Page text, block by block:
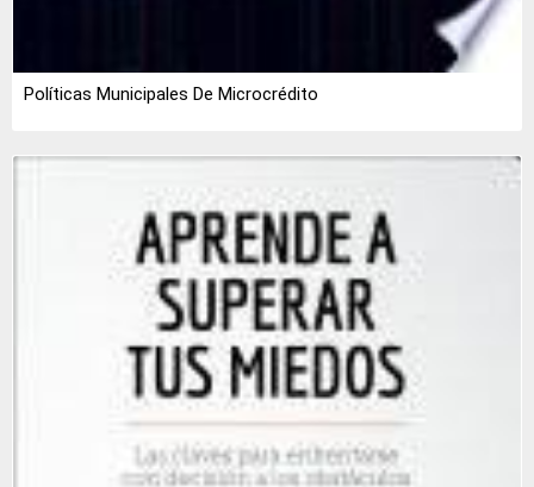
Políticas Municipales De Microcrédito